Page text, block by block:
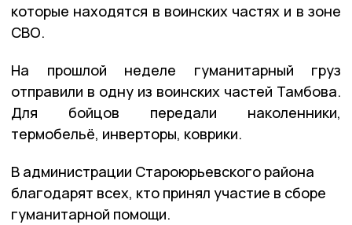
которые находятся в воинских частях и в зоне
СВО.
На прошлой неделе гуманитарный груз
отправили в одну из воинских частей Тамбова.
Для бойцов передали наколенники,
термобельё, инверторы, коврики.
В администрации Староюрьевского района
благодарят всех, кто принял участие в сборе
гуманитарной помощи.